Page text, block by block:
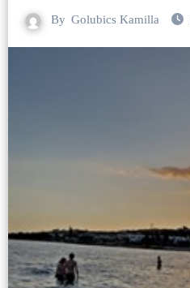
By Golubics Kamilla